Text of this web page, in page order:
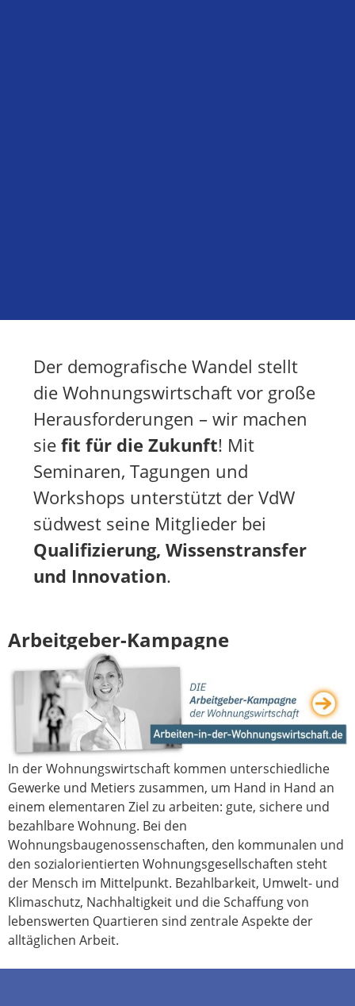
Der demografische Wandel stellt
die Wohnungswirtschaft vor große
Herausforderungen – wir machen
sie fit für die Zukunft! Mit
Seminaren, Tagungen und
Workshops unterstützt der VdW
südwest seine Mitglieder bei
Qualifizierung, Wissenstransfer
und Innovation.
Arbeitgeber-Kampagne
In der Wohnungswirtschaft kommen unterschiedliche
Gewerke und Metiers zusammen, um Hand in Hand an
einem elementaren Ziel zu arbeiten: gute, sichere und
bezahlbare Wohnung. Bei den
Wohnungsbaugenossenschaften, den kommunalen und
den sozialorientierten Wohnungsgesellschaften steht
der Mensch im Mittelpunkt. Bezahlbarkeit, Umwelt- und
Klimaschutz, Nachhaltigkeit und die Schaffung von
lebenswerten Quartieren sind zentrale Aspekte der
alltäglichen Arbeit.